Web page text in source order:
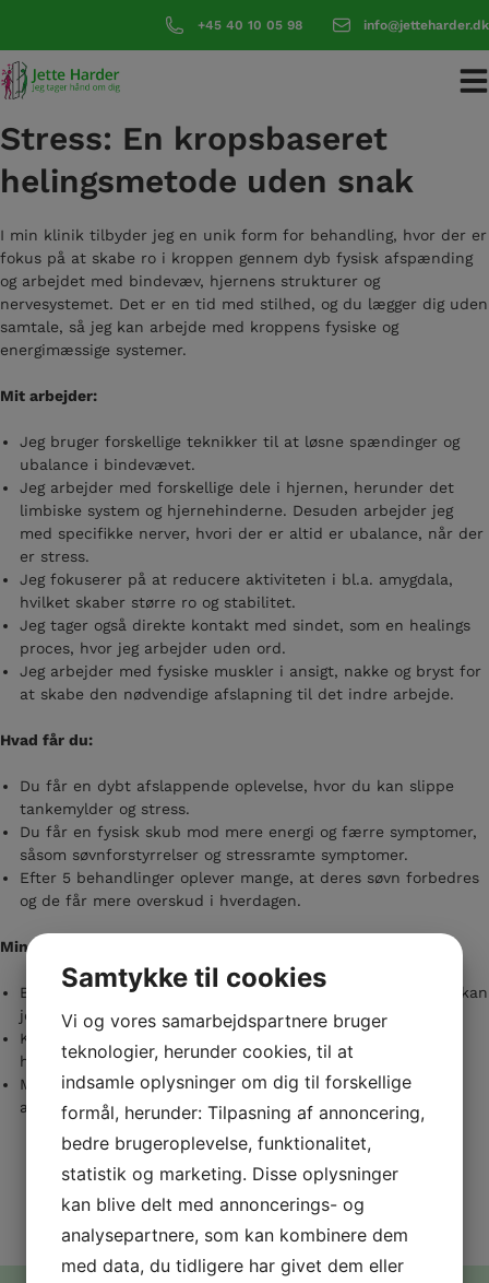
indholdet
+45 40 10 05 98 info@jetteharder.dk
Stress: En kropsbaseret
helingsmetode uden snak
I min klinik tilbyder jeg en unik form for behandling, hvor der er
fokus på at skabe ro i kroppen gennem dyb fysisk afspænding
og arbejdet med bindevæv, hjernens strukturer og
nervesystemet. Det er en tid med stilhed, og du lægger dig uden
samtale, så jeg kan arbejde med kroppens fysiske og
energimæssige systemer.
Mit arbejder:
Jeg bruger forskellige teknikker til at løsne spændinger og
ubalance i bindevævet.
Jeg arbejder med forskellige dele i hjernen, herunder det
limbiske system og hjernehinderne. Desuden arbejder jeg
med specifikke nerver, hvori der er altid er ubalance, når der
er stress.
Jeg fokuserer på at reducere aktiviteten i bl.a. amygdala,
hvilket skaber større ro og stabilitet.
Jeg tager også direkte kontakt med sindet, som en healings
proces, hvor jeg arbejder uden ord.
Jeg arbejder med fysiske muskler i ansigt, nakke og bryst for
at skabe den nødvendige afslapning til det indre arbejde.
Hvad får du:
Du får en dybt afslappende oplevelse, hvor du kan slippe
tankemylder og stress.
Du får en fysisk skub mod mere energi og færre symptomer,
såsom søvnforstyrrelser og stressramte symptomer.
Efter 5 behandlinger oplever mange, at deres søvn forbedres
og de får mere overskud i hverdagen.
Min filosofi:
Bindevævet er overalt i kroppen. Ved at arbejde med det, kan
jeg påvirke hjernes og nervesystemets funktioner.
Kroppen er en helhed, hvor strukturer som hypofysen,
hjernens hinder og nervesystem påvirker hinanden.
Min metode er baseret på erfaring og eksperimenter og er
altid åben for ny udvikling og nye tilgange.
Samtykke til cookies
Vi og vores samarbejdspartnere bruger
teknologier, herunder cookies, til at
indsamle oplysninger om dig til forskellige
formål, herunder: Tilpasning af annoncering,
bedre brugeroplevelse, funktionalitet,
statistik og marketing. Disse oplysninger
kan blive delt med annoncerings- og
analysepartnere, som kan kombinere dem
med data, du tidligere har givet dem eller